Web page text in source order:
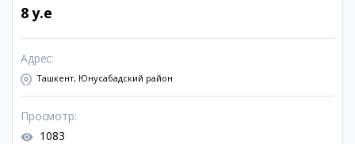
8 y.e
Адрес:
Ташкент, Юнусабадский район
Просмотр:
1083